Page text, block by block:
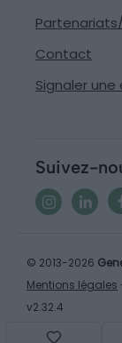
Contact
Signaler une
Suivez-
© 2013-2026
Mentions légales
v2.32.4